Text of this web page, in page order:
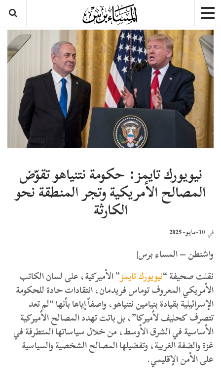
نيويورك تايمز: حكومة نتنياهو تقوّض
المصالح الأمريكية وتجر المنطقة نحو
الكارثة
في 10-مايو- 2025
واشنطن – المساء برس|
نقلت صحيفة “نيويورك تايمز” الأميركية، على لسان الكاتب
الأمريكي المعروف توماس فريدمان، انتقادات حادة للحكومة
الإسرائيلية بقيادة بنيامين نتنياهو، واصفاً إياها بأنها “لم تعد
تتصرف كحليف لأميركا”، بل باتت تهدد المصالح الأميركية
الأساسية في الشرق الأوسط، من خلال سياساتها المتطرفة في
غزة والضفة الغربية، وتفضيلها المصالح الشخصية والسياسية
على الأمن الإقليمي.